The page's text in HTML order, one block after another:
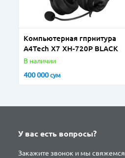
Компьютерная гпрнитура
A4Tech X7 XH-720P BLACK
В наличии
400 000сум
У вас есть вопросы?
Закажите звонок и мы свяжемся